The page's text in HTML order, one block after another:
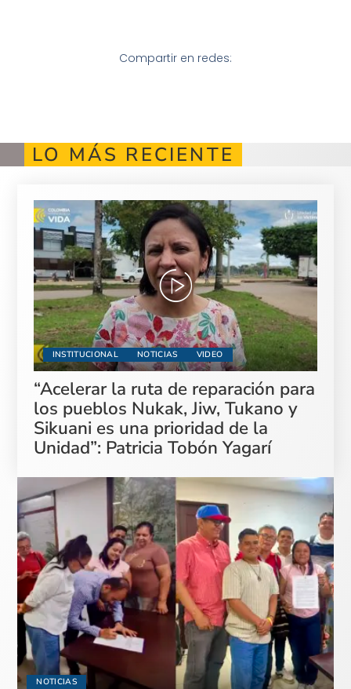
Compartir en redes:
LO MÁS RECIENTE
INSTITUCIONAL NOTICIAS VIDEO
“Acelerar la ruta de reparación para
los pueblos Nukak, Jiw, Tukano y
Sikuani es una prioridad de la
Unidad”: Patricia Tobón Yagarí
NOTICIAS